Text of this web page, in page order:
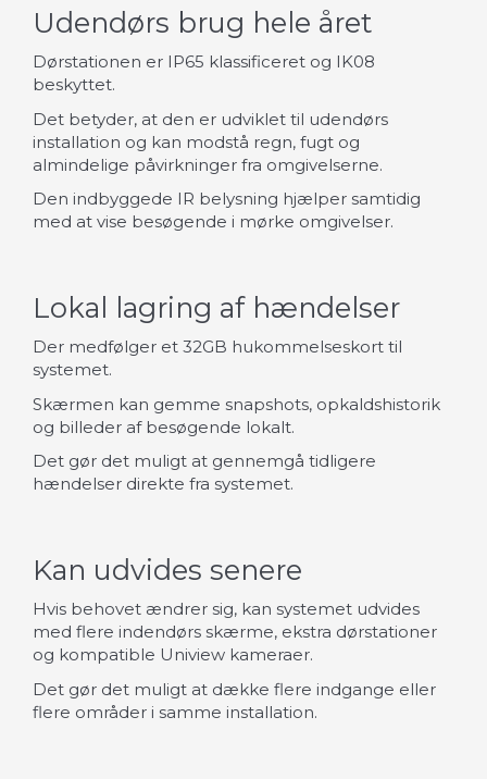
Udendørs brug hele året
Dørstationen er IP65 klassificeret og IK08
beskyttet.
Det betyder, at den er udviklet til udendørs
installation og kan modstå regn, fugt og
almindelige påvirkninger fra omgivelserne.
Den indbyggede IR belysning hjælper samtidig
med at vise besøgende i mørke omgivelser.
Lokal lagring af hændelser
Der medfølger et 32GB hukommelseskort til
systemet.
Skærmen kan gemme snapshots, opkaldshistorik
og billeder af besøgende lokalt.
Det gør det muligt at gennemgå tidligere
hændelser direkte fra systemet.
Kan udvides senere
Hvis behovet ændrer sig, kan systemet udvides
med flere indendørs skærme, ekstra dørstationer
og kompatible Uniview kameraer.
Det gør det muligt at dække flere indgange eller
flere områder i samme installation.